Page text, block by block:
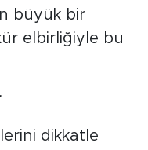
büyük bir
elbirliğiyle bu
dikkatle